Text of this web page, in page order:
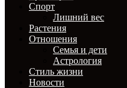
Спорт
Лишний вес
Растения
Отношения
Семья и дети
Астрология
Стиль жизни
Новости